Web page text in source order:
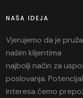
NAŠA IDEJA
Vjerujemo da je
našim klijentima
najbolji način za
poslovanja.
interesa ćemo